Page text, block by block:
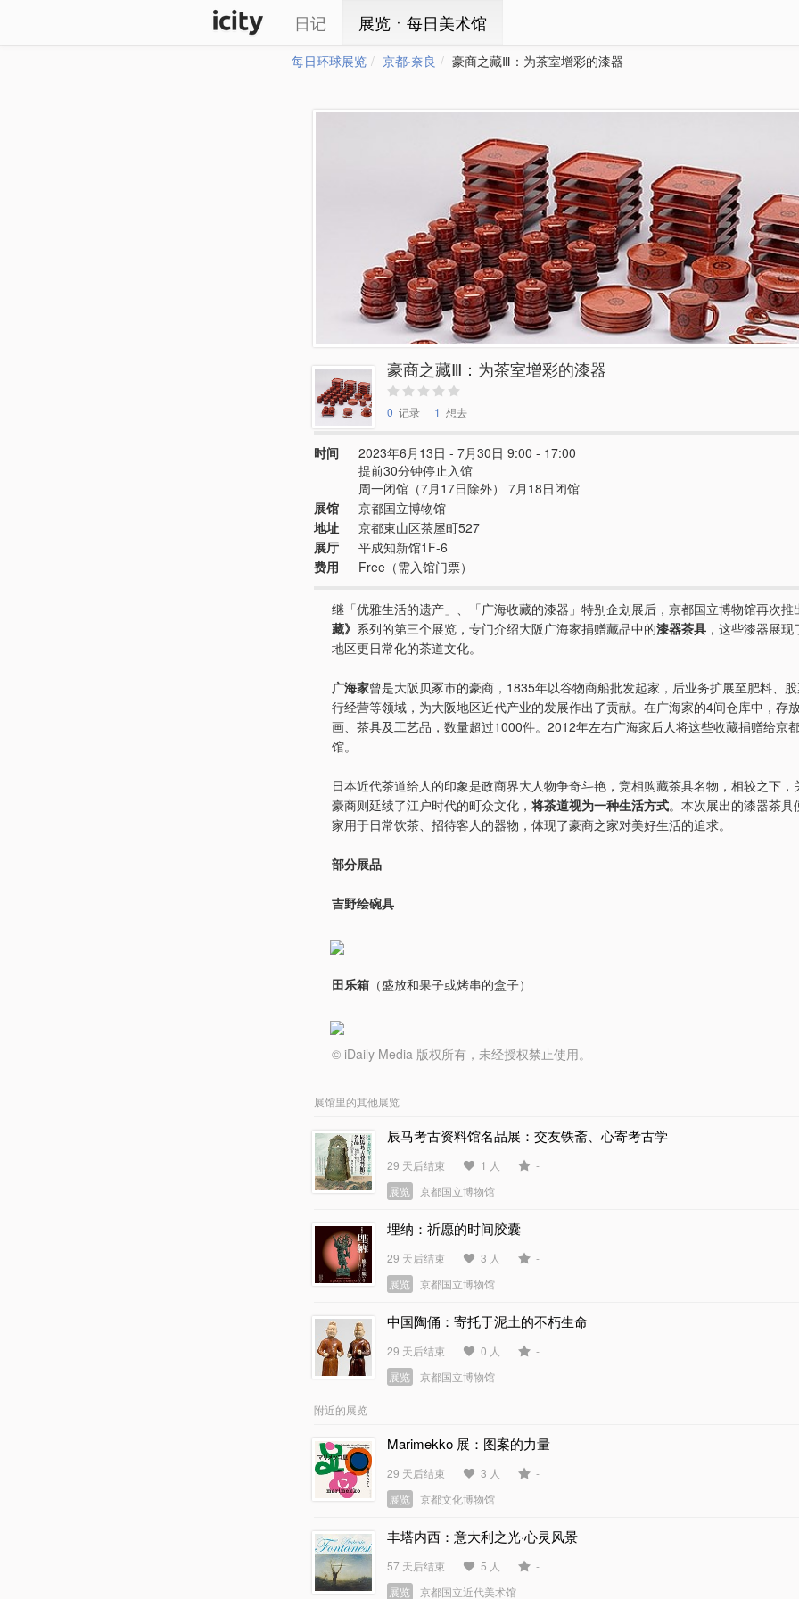
日记 展览ㆍ每日美术馆
每日环球展览 京都·奈良 豪商之藏Ⅲ：为茶室增彩的漆器
豪商之藏Ⅲ：为茶室增彩的漆器
0 记录 1 想去
时间
2023年6月13日 - 7月30日 9:00 - 17:00
提前30分钟停止入馆
周一闭馆（7月17日除外） 7月18日闭馆
展馆
京都国立博物馆
地址
京都東山区茶屋町527
展厅
平成知新馆1F-6
费用
Free（需入馆门票）
继「优雅生活的遗产」、「广海收藏的漆器」特别企划展后，京都国立博物馆再次推
藏》 系列的第三个展览，专门介绍大阪广海家捐赠藏品中的漆器茶具 ，这些漆器展
地区更日常化的茶道文化。
广海家曾是大阪贝冢市的豪商，1835年以谷物商船批发起家，后业务扩展至肥料、
行经营等领域，为大阪地区近代产业的发展作出了贡献。在广海家的4间仓库中，存
画、茶具及工艺品，数量超过1000件。2012年左右广海家后人将这些收藏捐赠给京
馆。
日本近代茶道给人的印象是政商界大人物争奇斗艳，竞相购藏茶具名物，相较之下，
豪商则延续了江户时代的町众文化， 将茶道视为一种生活方式。本次展出的漆器茶具
家用于日常饮茶、招待客人的器物，体现了豪商之家对美好生活的追求。
部分展品
吉野绘碗具
田乐箱 （盛放和果子或烤串的盒子）
© iDaily Media 版权所有，未经授权禁止使用。
展馆里的其他展览
辰马考古资料馆名品展：交友铁斋、心寄考古学
29 天后结束 1 人
-
展览
京都国立博物馆
埋纳：祈愿的时间胶囊
29 天后结束 3 人
-
展览
京都国立博物馆
中国陶俑：寄托于泥土的不朽生命
29 天后结束 0 人
-
展览
京都国立博物馆
附近的展览
Marimekko 展：图案的力量
29 天后结束 3 人
-
展览
京都文化博物馆
丰塔内西：意大利之光·心灵风景
57 天后结束 5 人
-
展览
京都国立近代美术馆